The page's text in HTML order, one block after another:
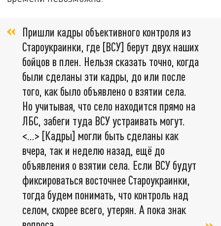
Пришли кадры объективного контроля из
Староукраинки, где [ВСУ] берут двух наших
бойцов в плен. Нельзя сказать точно, когда
были сделаны эти кадры, до или после
того, как было объявлено о взятии села.
Но учитывая, что село находится прямо на
ЛБС, забеги туда ВСУ устраивать могут.
<…> [Кадры] могли быть сделаны как
вчера, так и неделю назад, ещё до
объявления о взятии села. Если ВСУ будут
фиксироваться восточнее Староукраинки,
тогда будем понимать, что контроль над
селом, скорее всего, утерян. А пока знак